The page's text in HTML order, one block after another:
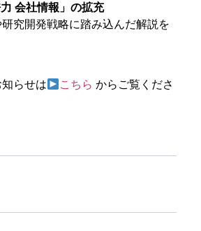
力 会社情報」の拡充
究開発戦略に踏み込んだ解説を
らせは こちら からご覧くださ